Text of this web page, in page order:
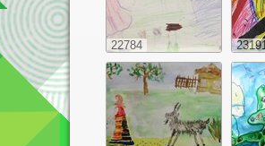
22784